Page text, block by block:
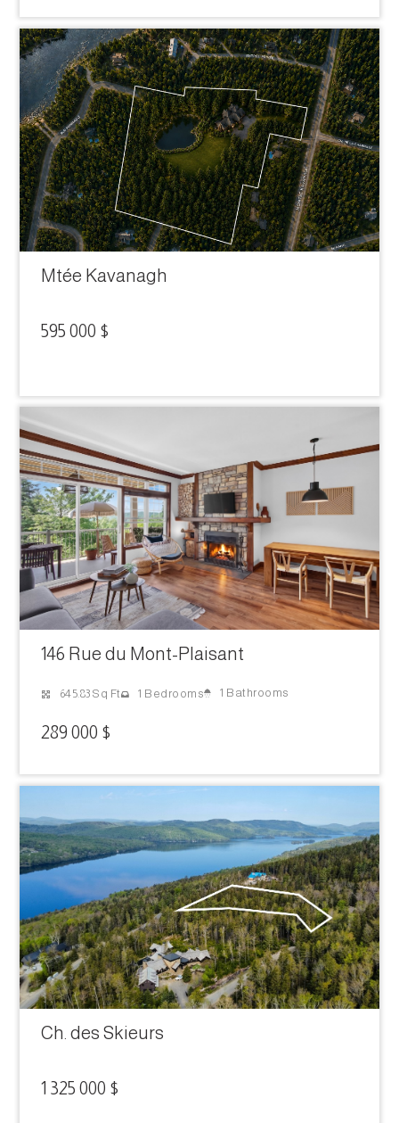
Mtée Kavanagh
595 000 $
146 Rue du Mont-Plaisant
645.83 Sq Ft 1 Bedrooms 1 Bathrooms
289 000 $
Ch. des Skieurs
1 325 000 $